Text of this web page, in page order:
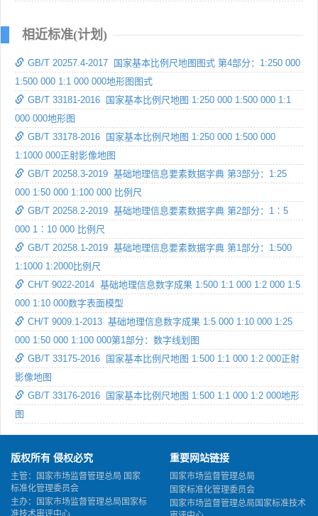
相近标准(计划)
GB/T 20257.4-2017 国家基本比例尺地图图式 第4部分：1:250 000
1:500 000 1:1 000 000地形图图式
GB/T 33181-2016 国家基本比例尺地图 1:250 000 1:500 000 1:1
000 000地形图
GB/T 33178-2016 国家基本比例尺地图 1:250 000 1:500 000
1:1000 000正射影像地图
GB/T 20258.3-2019 基础地理信息要素数据字典 第3部分：1:25
000 1:50 000 1:100 000 比例尺
GB/T 20258.2-2019 基础地理信息要素数据字典 第2部分：1∶5
000 1∶10 000 比例尺
GB/T 20258.1-2019 基础地理信息要素数据字典 第1部分：1:500
1:1000 1:2000比例尺
CH/T 9022-2014 基础地理信息数字成果 1:500 1:1 000 1:2 000 1:5
000 1:10 000数字表面模型
CH/T 9009.1-2013 基础地理信息数字成果 1:5 000 1:10 000 1:25
000 1:50 000 1:100 000第1部分：数字线划图
GB/T 33175-2016 国家基本比例尺地图 1:500 1:1 000 1:2 000正射
影像地图
GB/T 33176-2016 国家基本比例尺地图 1:500 1:1 000 1:2 000地形
图
版权所有 侵权必究
主管：国家市场监督管理总局 国家
标准化管理委员会
主办：国家市场监督管理总局国家标
准技术审评中心
重要网站链接
国家市场监督管理总局
国家标准化管理委员会
国家市场监督管理总局国家标准技术